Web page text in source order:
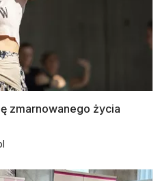
zmarnowanego życia